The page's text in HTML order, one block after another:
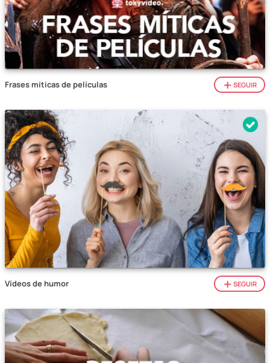
Frases míticas de películas SEGUIR
Vídeos de humor SEGUIR